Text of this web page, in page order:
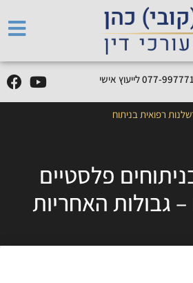
077-99777 לייעוץ אישי
רפואית בניתוח
פלסטיים
גבולות האחריות